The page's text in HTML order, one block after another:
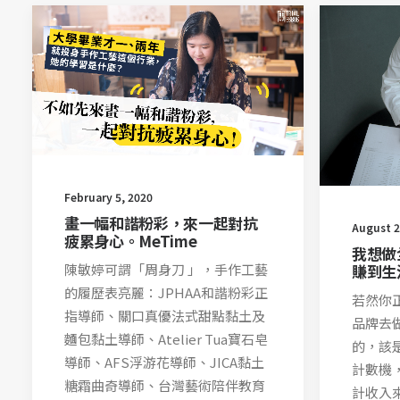
February 5, 2020
畫一幅和諧粉彩，來一起對抗
疲累身心。MeTime
陳敏婷可謂「周身刀 」，手作工藝
的履歷表亮麗：JPHAA和諧粉彩正
指導師、關口真優法式甜點黏土及
麵包黏土導師、Atelier Tua寶石皂
導師、AFS浮游花導師、JICA黏土
糖霜曲奇導師、台灣藝術陪伴教育
August
我想
賺到
若然你
品牌去
的，該
計數機
計收入